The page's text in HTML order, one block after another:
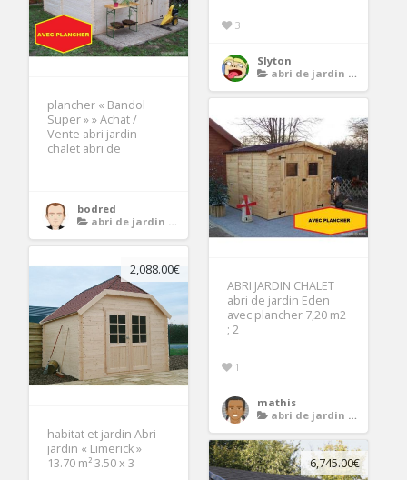
3
Slyton
abri de jardin avec plancher
plancher « Bandol
Super » » Achat /
Vente abri jardin
chalet abri de
bodred
abri de jardin avec plancher
ABRI JARDIN CHALET
abri de jardin Eden
avec plancher 7,20 m2
; 2
1
mathis
abri de jardin avec plancher
2,088.00€
habitat et jardin Abri
jardin « Limerick »
13.70 m² 3.50 x 3
6,745.00€